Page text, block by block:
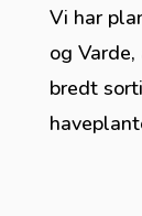
Vi har
og Varde,
bredt